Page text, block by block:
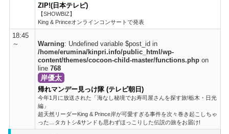
ZIP!(日本テレビ)
【SHOWBIZ】
King & Princeオンラインコンサートで発表
18:45
～
Warning: Undefined variable $post_id in
/home/erumina/kinpri.info/public_html/wp-
content/themes/cocoon-child-master/functions.php on
line 768
岸優太
帰れマンデー見っけ隊 (テレビ朝日)
今年1月に放送された「海なし秘境でお寿司屋さんを探す旅!栃木・日光
編」
超天然リーダーKing & Prince岸が可愛すぎる事件を次々巻き起こしちゃ
った…タカトシ&サンドも思わずほっこりした伝説の旅をお届け!